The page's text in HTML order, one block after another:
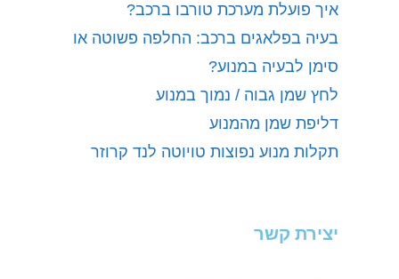
איך פועלת מערכת טורבו ברכב?
בעיה בפלאגים ברכב: החלפה פשוטה או
סימן לבעיה במנוע?
לחץ שמן גבוה / נמוך במנוע
דליפת שמן מהמנוע
תקלות מנוע נפוצות טויוטה לנד קרוזר
יצירת קשר